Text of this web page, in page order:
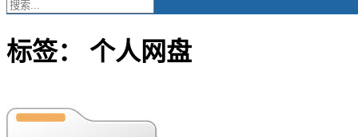
标签： 个人网盘